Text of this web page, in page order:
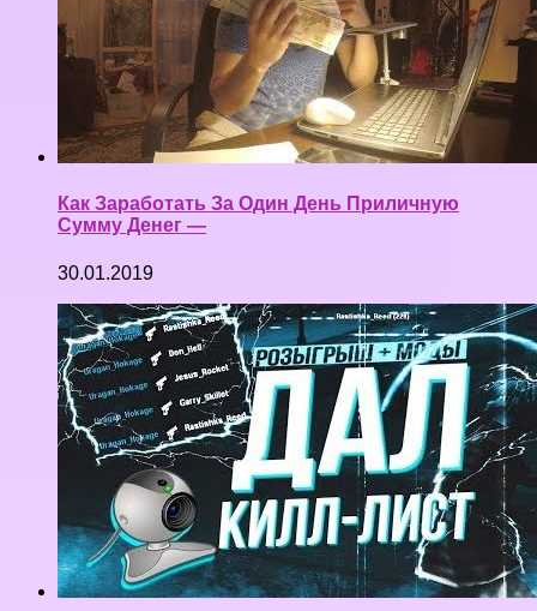
Как Заработать За Один День Приличную
Сумму Денег —
30.01.2019